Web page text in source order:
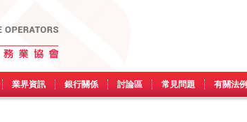
業界資訊 銀行關係 討論區 常見問題 有關法例